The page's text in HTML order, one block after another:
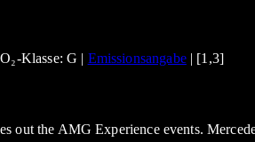
Klasse: G | Emissionsangabe| [1,3]
out the AMG Experience events.